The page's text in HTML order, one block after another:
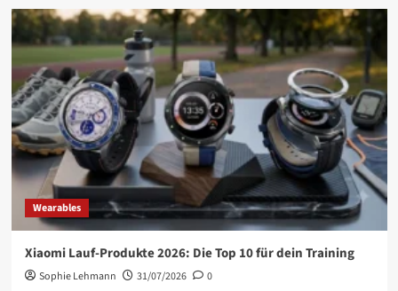
Wearables
Xiaomi Lauf-Produkte 2026: Die Top 10 für dein Training
Sophie Lehmann 31/07/2026 0